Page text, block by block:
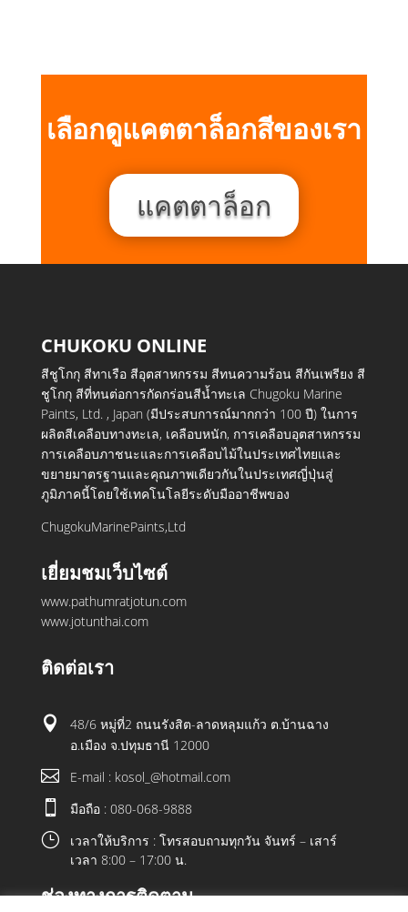
เลือกดูแคตตาล็อกสีของเรา
แคตตาล็อก
CHUKOKU ONLINE
สีชูโกกุ สีทาเรือ สีอุตสาหกรรม สีทนความร้อน สีกันเพรียง สี
ชูโกกุ สีที่ทนต่อการกัดกร่อนสีน้ำทะเล Chugoku Marine
Paints, Ltd. , Japan (มีประสบการณ์มากกว่า 100 ปี) ในการ
ผลิตสีเคลือบทางทะเล, เคลือบหนัก, การเคลือบอุตสาหกรรม
การเคลือบภาชนะและการเคลือบไม้ในประเทศไทยและ
ขยายมาตรฐานและคุณภาพเดียวกันในประเทศญี่ปุ่นสู่
ภูมิภาคนี้โดยใช้เทคโนโลยีระดับมืออาชีพของ
ChugokuMarinePaints,Ltd
เยี่ยมชมเว็บไซต์
www.pathumratjotun.com
www.jotunthai.com
ติดต่อเรา

48/6 หมู่ที่2 ถนนรังสิต-ลาดหลุมแก้ว ต.บ้านฉาง
อ.เมือง จ.ปทุมธานี 12000
 E-mail : kosol_@hotmail.com
 มือถือ : 080-068-9888
}
เวลาให้บริการ : โทรสอบถามทุกวัน จันทร์ – เสาร์
เวลา 8:00 – 17:00 น.
ช่องทางการติดตาม